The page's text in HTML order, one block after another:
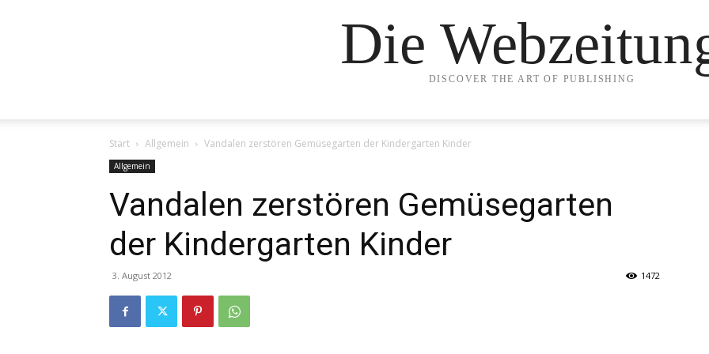
Die
DISCOVER THE ART OF PUBLISHING
Start Allgemein Vandalen zerstören Gemüsegarten der Kindergarten Kinder
Allgemein
Vandalen zerstören Gemüsegarten
der Kindergarten Kinder
3. August 2012 1472